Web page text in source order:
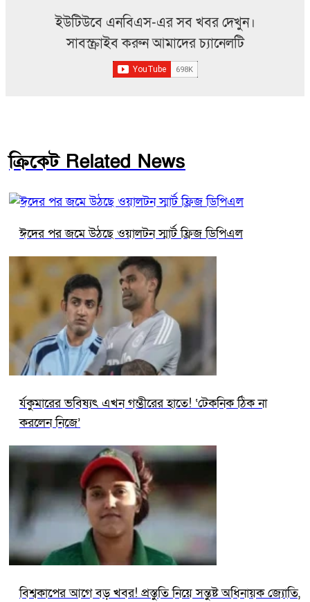
ইউটিউবে এনবিএস-এর সব খবর দেখুন।
সাবস্ক্রাইব করুন আমাদের চ্যানেলটি
ক্রিকেট Related News
ঈদের পর জমে উঠছে ওয়ালটন স্মার্ট ফ্রিজ ডিপিএল
র্যকুমারের ভবিষ্যৎ এখন গম্ভীরের হাতে! ‘টেকনিক ঠিক না
করলেন নিজে’
বিশ্বকাপের আগে বড় খবর! প্রস্তুতি নিয়ে সন্তুষ্ট অধিনায়ক জ্যোতি,